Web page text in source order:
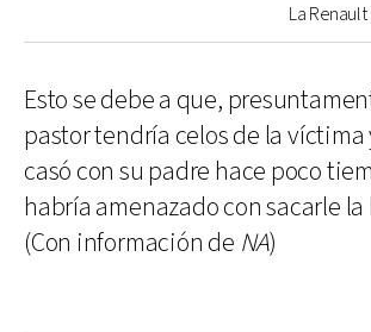
La
Esto se debe a que,
pastor tendría celos de la víctima
casó con su padre hace poco
habría amenazado con sacarle
(Con información de NA)